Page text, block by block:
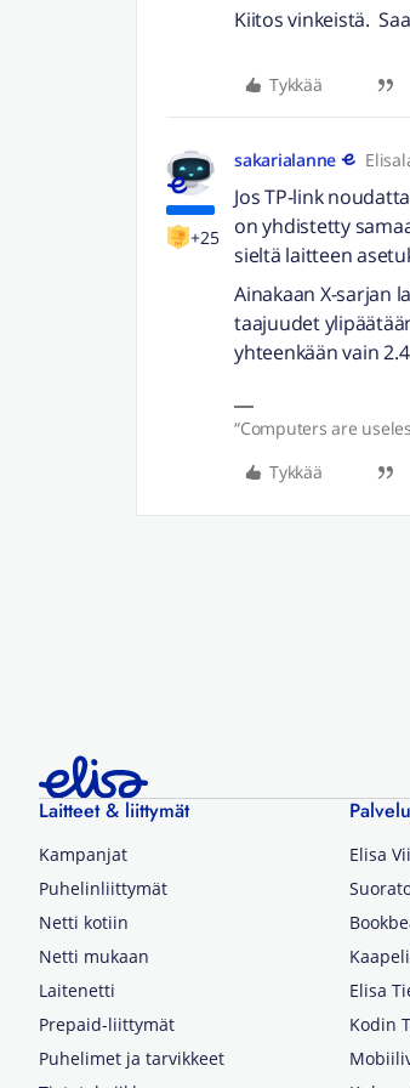
Kiitos vinkeistä.
Tykkää
+25
sakarialanne
Jos TP-link
on yhdistetty
sieltä laitteen
Ainakaan X-sarjan
taajuudet
yhteenkään vain
“Computers are
Tykkää
Laitteet & liittymät
Kampanjat
Puhelinliittymät
Netti kotiin
Netti mukaan
Laitenetti
Prepaid-liittymät
Puhelimet ja tarvikkeet
Elisa
Elisa
Kodin